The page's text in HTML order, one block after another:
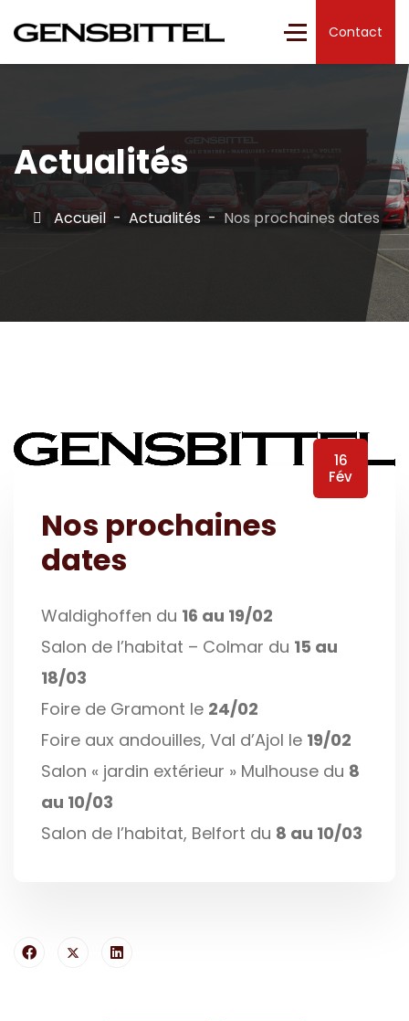
Contact
Actualités
Accueil Actualités Nos prochaines dates
16
Fév
Nos prochaines
dates
Waldighoffen du 16 au 19/02
Salon de l’habitat – Colmar du 15 au
18/03
Foire de Gramont le 24/02
Foire aux andouilles, Val d’Ajol le 19/02
Salon « jardin extérieur » Mulhouse du 8
au 10/03
Salon de l’habitat, Belfort du 8 au 10/03